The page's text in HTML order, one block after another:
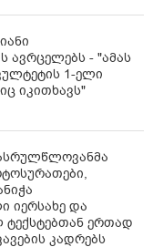
ავრცელებს - "ამას
1-ელი
იკითხავს"
იერსახე და
ერთად
კადრებს